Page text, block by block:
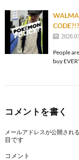
People
buy
コメントを書く
メールアドレスが公開され
目です
コメント